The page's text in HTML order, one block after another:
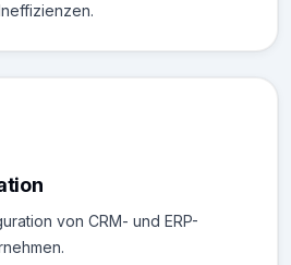
von CRM- und ERP-